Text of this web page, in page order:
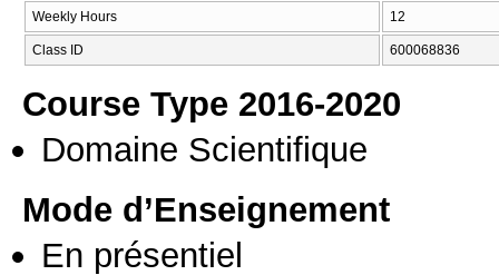
Weekly Hours 12
Class ID 600068836
Course Type 2016-2020
Domaine Scientifique
Mode d’Enseignement
En présentiel